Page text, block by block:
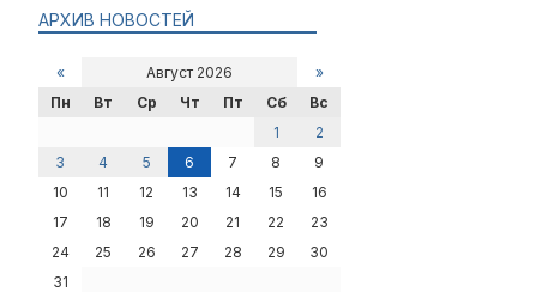
АРХИВ НОВОСТЕЙ
« Август 2026
»
Пн
Вт Ср Чт Пт Сб
Вс
1
2
3
4 5 6 7 8
9
10
11 12 13 14 15
16
17
18 19 20 21 22
23
24
25 26 27 28 29
30
31